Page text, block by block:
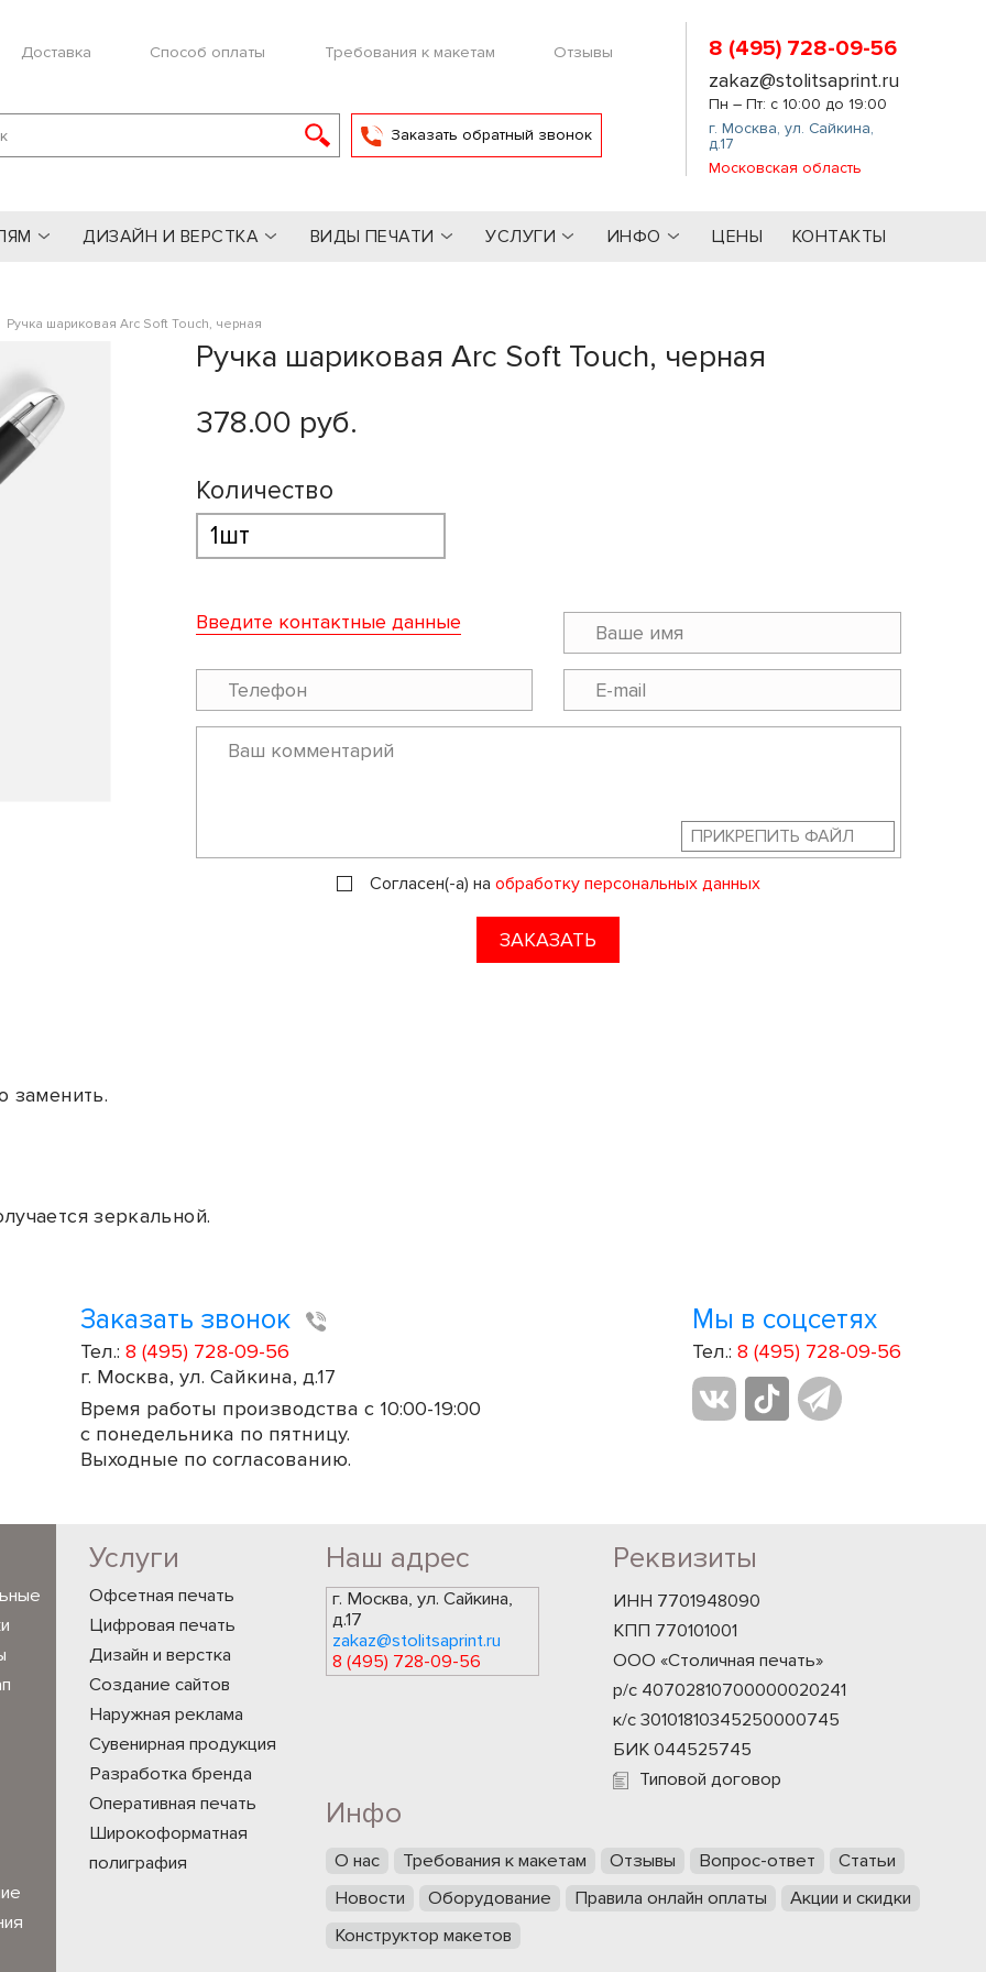
Доставка Способ оплаты Требования к макетам Отзывы
Заказать обратный звонок
8 (495) 728-09-56
zakaz@stolitsaprint.ru
Пн – Пт: с 10:00 до 19:00
г. Москва,ул. Сайкина,
д.17
Московская область
ДИЗАЙН И ВЕРСТКА ВИДЫ ПЕЧАТИ УСЛУГИ ИНФО ЦЕНЫ КОНТАКТЫ
Ручка шариковая Arc Soft Touch, черная
Ручка шариковая Arc Soft Touch, черная
378.00 руб.
Количество
Введите контактные данные
ПРИКРЕПИТЬ ФАЙЛ
Согласен(-а) на обработку персональных данных
ЗАКАЗАТЬ
заменить.
зеркальной.
Заказать звонок
Тел.: 8 (495) 728-09-56
г. Москва, ул. Сайкина, д.17
Время работы производства с 10:00-19:00
с понедельника по пятницу.
Выходные по согласованию.
Мы в соцсетях
Тел.: 8 (495) 728-09-56
Услуги
Офсетная печать
Цифровая печать
Дизайн и верстка
Создание сайтов
Наружная реклама
Сувенирная продукция
Разработка бренда
Оперативная печать
Широкоформатная
полиграфия
Наш адрес
г. Москва, ул. Сайкина,
д.17
zakaz@stolitsaprint.ru
8 (495) 728-09-56
Реквизиты
ИНН 7701948090
КПП 770101001
ООО «Столичная печать»
р/с 40702810700000020241
к/с 30101810345250000745
БИК 044525745
Типовой договор
Инфо
О нас Требования к макетам Отзывы Вопрос-ответ
Статьи
Новости
Оборудование Правила онлайн оплаты
Акции и скидки
Конструктор макетов